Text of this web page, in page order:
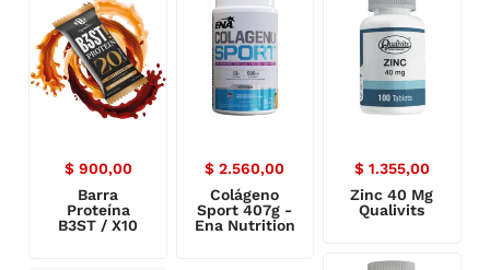
$900,00
Barra
Proteína
B3ST / X10
$ 2.560,00
Colágeno
Sport 407g -
Ena Nutrition
$1.355,00
Zinc 40 Mg
Qualivits